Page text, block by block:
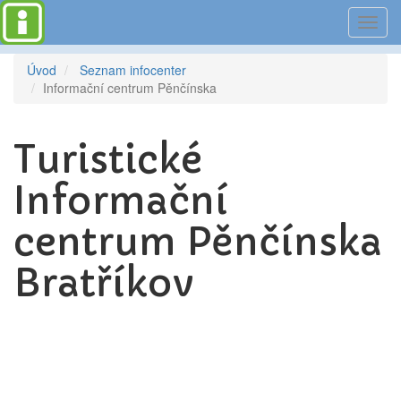
Úvod
Seznam infocenter
Informační centrum Pěnčínska
Turistické
Informační
centrum Pěnčínska
Bratříkov